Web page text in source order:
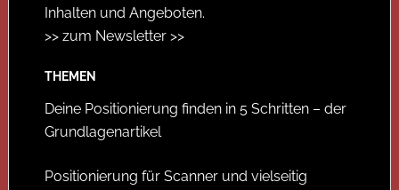
Inhalten und Angeboten.
>> zum Newsletter >>
THEMEN
Deine Positionierung finden in 5 Schritten – der
Grundlagenartikel
Positionierung für Scanner und vielseitig